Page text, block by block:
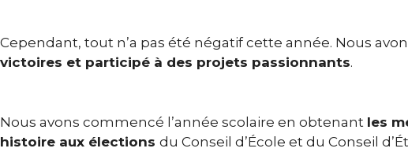
Cependant, tout n’a pas été négatif cette année. Nous
victoires et participé à des projets passionnants.
Nous avons commencé l’année scolaire en obtenant les
histoire aux élections du Conseil d’École et du Conseil